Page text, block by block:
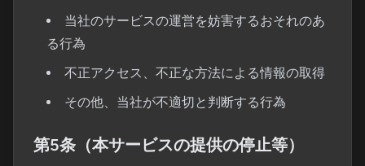
当社のサービスの運営を妨害するおそれのあ
る行為
不正アクセス、不正な方法による情報の取得
その他、当社が不適切と判断する行為
第5条（本サービスの提供の停止等）